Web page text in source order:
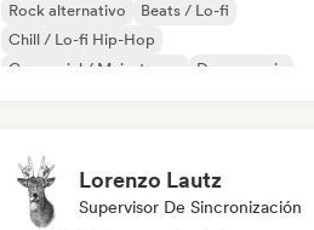
Rock alternativo
Beats / Lo-fi
Chill / Lo-fi Hip-Hop
Comercial / Mainstream
Dance music
Lorenzo Lautz
Supervisor De Sincronización